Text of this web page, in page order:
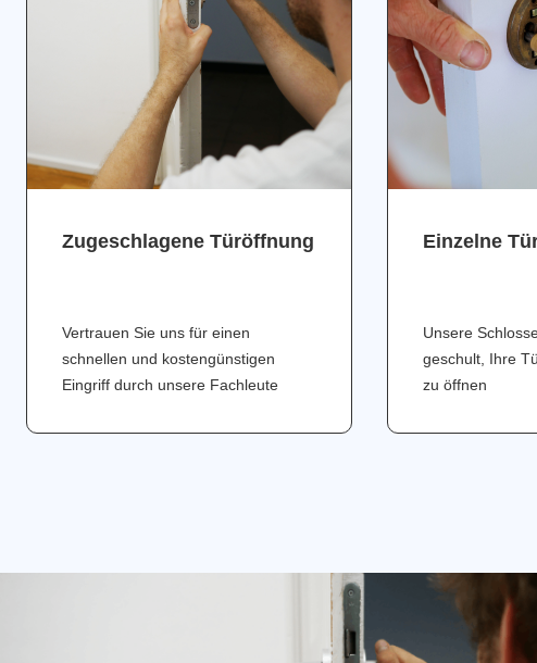
Zugeschlagene Türöffnung
Vertrauen Sie uns für einen
schnellen und kostengünstigen
Eingriff durch unsere Fachleute
Einzelne
Unsere
geschult, Ihre
zu öffnen